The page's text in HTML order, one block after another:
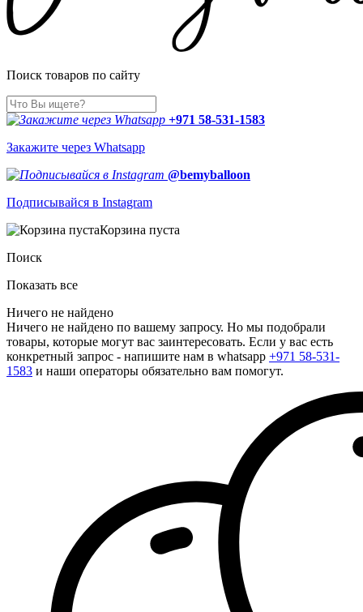
Поиск товаров по сайту
+971 58-531-1583
Закажите через Whatsapp
@bemyballoon
Подписывайся в Instagram
Корзина пуста
Поиск
Показать все
Ничего не найдено
Ничего не найдено по вашему запросу. Но мы подобрали
товары, которые могут вас заинтересовать. Если у вас есть
конкретный запрос - напишите нам в whatsapp +971 58-531-
1583 и наши операторы обязательно вам помогут.